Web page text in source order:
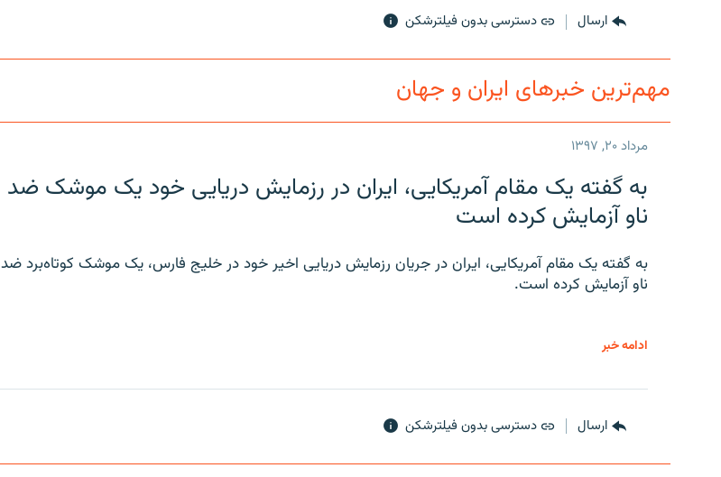
ارسال دسترسی بدون فیلترشکن
مهم‌ترین خبرهای ایران و جهان
مرداد ۲۰, ۱۳۹۷
به گفته یک مقام آمریکایی، ایران در رزمایش دریایی خود یک موشک ضد
ناو آزمایش کرده است
به گفته یک مقام آمریکایی، ایران در جریان رزمایش دریایی اخیر خود در خلیج فارس، یک موشک کوتاه‌برد ضد
ناو آزمایش کرده است.
ادامه خبر
ارسال دسترسی بدون فیلترشکن